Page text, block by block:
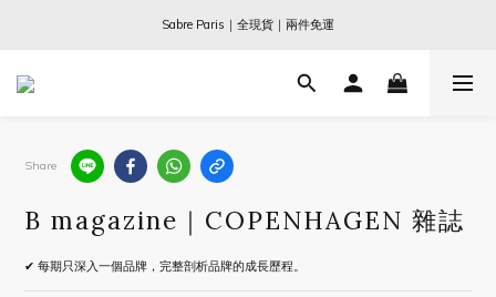
Ogata x 坂本龍一 ｜大師珍藏系列
Sabre Paris｜全現貨｜兩件免運
Ogata x 坂本龍一 ｜大師珍藏系列
Share
B magazine｜COPENHAGEN 雜誌
✔ 每期只深入一個品牌，完整剖析品牌的成長歷程。